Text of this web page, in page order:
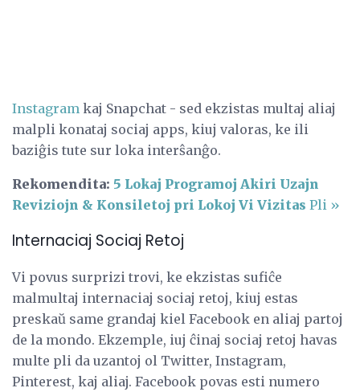
Instagram kaj Snapchat - sed ekzistas multaj aliaj
malpli konataj sociaj apps, kiuj valoras, ke ili
baziĝis tute sur loka interŝanĝo.
Rekomendita: 5 Lokaj Programoj Akiri Uzajn
Reviziojn & Konsiletoj pri Lokoj Vi Vizitas Pli »
Internaciaj Sociaj Retoj
Vi povus surprizi trovi, ke ekzistas sufiĉe
malmultaj internaciaj sociaj retoj, kiuj estas
preskaŭ same grandaj kiel Facebook en aliaj partoj
de la mondo. Ekzemple, iuj ĉinaj sociaj retoj havas
multe pli da uzantoj ol Twitter, Instagram,
Pinterest, kaj aliaj. Facebook povas esti numero